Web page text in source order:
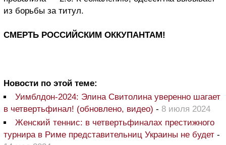
из борьбы за титул.
СМЕРТЬ РОССИЙСКИМ ОККУПАНТАМ!
Новости по этой теме:
Уимблдон-2024: Элина Свитолина уверенно шагает
в четвертьфинал! (обновлено, видео) - 8 июля 2024
Женский теннис: в четвертьфиналах престижного
турнира в Риме представительниц Украины не будет -